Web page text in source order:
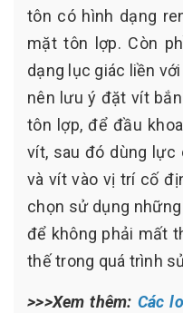
tôn có hình dạng
mặt tôn lợp. Còn
dạng lục giác liền
nên lưu ý đặt vít
tôn lợp, để đầu
vít, sau đó dùng lực
và vít vào vị trí cố
chọn sử dụng
để không phải mất
thế trong quá trình
>>>Xem thêm: Các